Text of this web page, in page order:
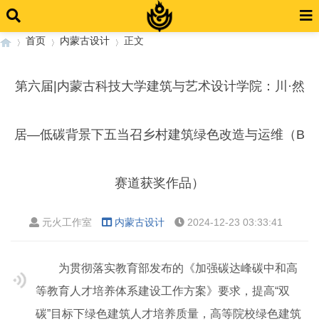
首页 内蒙古设计 正文
第六届|内蒙古科技大学建筑与艺术设计学院：川·然
居—低碳背景下五当召乡村建筑绿色改造与运维（B
赛道获奖作品）
元火工作室 内蒙古设计 2024-12-23 03:33:41
为贯彻落实教育部发布的《加强碳达峰碳中和高
等教育人才培养体系建设工作方案》要求，提高“双
碳”目标下绿色建筑人才培养质量，高等院校绿色建筑